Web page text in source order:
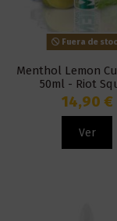
Fuera de
Menthol Lemon
50ml - Riot
14,90 €
Ver